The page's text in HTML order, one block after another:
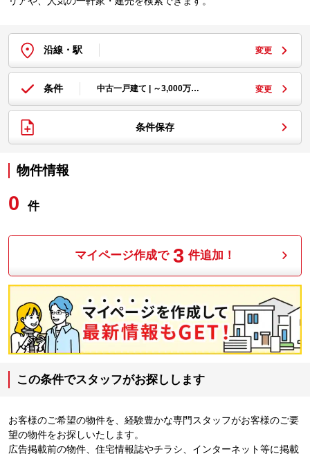
沿線・駅 変更
条件 中古一戸建て | ～3,000万… 変更
条件保存
物件情報
0 件
マイページ作成で 3 件追加！
この条件でスタッフがお探しします
お客様のご希望の物件を、経験豊かな専門スタッフがお客様のご要
望の物件をお探しいたします。
広告掲載前の物件、住宅情報誌やチラシ、インターネット等に掲載